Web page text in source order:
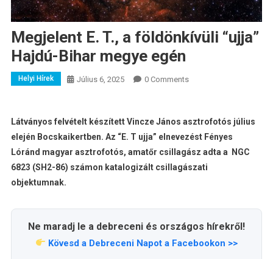
Megjelent E. T., a földönkívüli “ujja”
Hajdú-Bihar megye egén
Helyi Hírek Július 6, 2025 0 Comments
Látványos felvételt készített Vincze János asztrofotós július
elején Bocskaikertben. Az “E. T ujja” elnevezést Fényes
Lóránd magyar asztrofotós, amatőr csillagász adta a
NGC
6823 (SH2-86) számon katalogizált csillagászati
objektumnak.
Ne maradj le a debreceni és országos hírekről!
Kövesd a Debreceni Napot a Facebookon >>